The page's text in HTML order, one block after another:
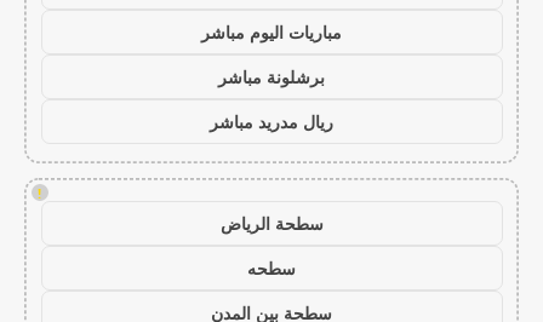
مباريات اليوم مباشر
برشلونة مباشر
ريال مدريد مباشر
!
سطحة الرياض
سطحه
سطحة بين المدن